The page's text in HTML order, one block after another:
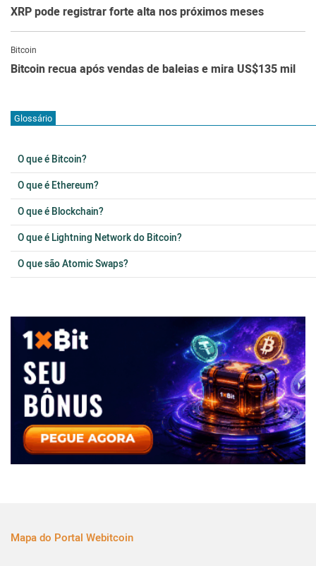
XRP pode registrar forte alta nos próximos meses
Bitcoin
Bitcoin recua após vendas de baleias e mira US$135 mil
Glossário
O que é Bitcoin?
O que é Ethereum?
O que é Blockchain?
O que é Lightning Network do Bitcoin?
O que são Atomic Swaps?
Mapa do Portal Webitcoin